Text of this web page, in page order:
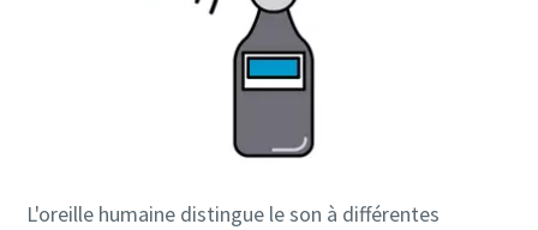
L'oreille humaine distingue le son à différentes